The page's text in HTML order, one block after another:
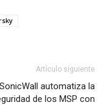
Artículo siguiente
SonicWall automatiza la
de los MSP con